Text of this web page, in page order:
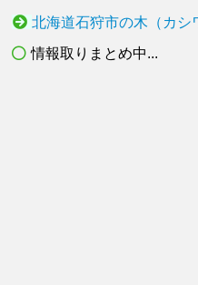
北海道石狩市の木（カシ
情報取りまとめ中...